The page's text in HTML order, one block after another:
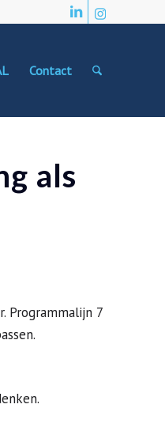
Contact
als
Programmalijn 7